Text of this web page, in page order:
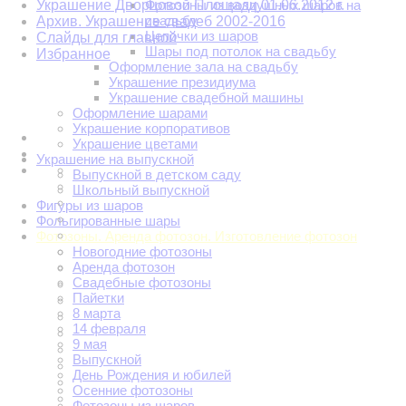
Фотозоны из воздушных шаров на
свадьбу
Цепочки из шаров
Шары под потолок на свадьбу
Оформление зала на свадьбу
Украшение президиума
Украшение свадебной машины
Оформление шарами
Украшение корпоративов
Украшение цветами
Украшение на выпускной
Выпускной в детском саду
Школьный выпускной
Фигуры из шаров
Фольгированные шары
Фотозоны. Аренда фотозон. Изготовление фотозон
Новогодние фотозоны
Аренда фотозон
Свадебные фотозоны
Пайетки
8 марта
14 февраля
9 мая
Выпускной
День Рождения и юбилей
Осенние фотозоны
Украшение Дворцовой Площади 01.06.2012 г.
Архив. Украшение свадеб 2002-2016
Слайды для главной
Избранное